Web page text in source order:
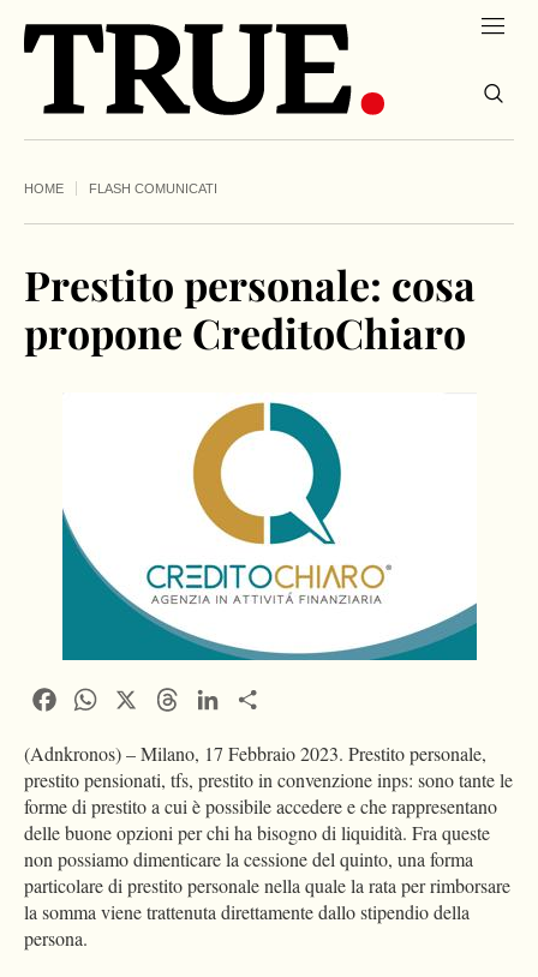
HOME FLASH COMUNICATI
Prestito personale: cosa
propone CreditoChiaro
FacebookWhatsApp ThreadsLinkedIn
(Adnkronos) – Milano, 17 Febbraio 2023. Prestito personale,
prestito pensionati, tfs, prestito in convenzione inps: sono tante le
forme di prestito a cui è possibile accedere e che rappresentano
delle buone opzioni per chi ha bisogno di liquidità. Fra queste
non possiamo dimenticare la cessione del quinto, una forma
particolare di prestito personale nella quale la rata per rimborsare
la somma viene trattenuta direttamente dallo stipendio della
persona.